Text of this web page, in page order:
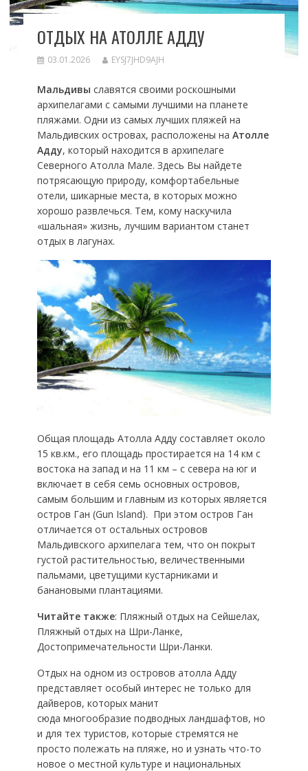
ОТДЫХ НА АТОЛЛЕ АДДУ
03.01.2026 EYSJ7JHD9AJH
Мальдивы славятся своими роскошными
архипелагами с самыми лучшими на планете
пляжами. Одни из самых лучших пляжей на
Мальдивских островах, расположены на Атолле
Адду, который находится в архипелаге
Северного Атолла Мале. Здесь Вы найдете
потрясающую природу, комфортабельные
отели, шикарные места, в которых можно
хорошо развлечься. Тем, кому наскучила
«шальная» жизнь, лучшим вариантом станет
отдых в лагунах.
Общая площадь Атолла Адду составляет около
15 кв.км., его площадь простирается на 14 км с
востока на запад и на 11 км – с севера на юг и
включает в себя семь основных островов,
самым большим и главным из которых является
остров Ган (Gun Island). При этом остров Ган
отличается от остальных островов
Мальдивского архипелага тем, что он покрыт
густой растительностью, величественными
пальмами, цветущими кустарниками и
банановыми плантациями.
Читайте также: Пляжный отдых на Сейшелах,
Пляжный отдых на Шри-Ланке,
Достопримечательности Шри-Ланки.
Отдых на одном из островов атолла Адду
представляет особый интерес не только для
дайверов, которых манит
сюда многообразие подводных ландшафтов, но
и для тех туристов, которые стремятся не
просто полежать на пляже, но и узнать что-то
новое о местной культуре и национальных